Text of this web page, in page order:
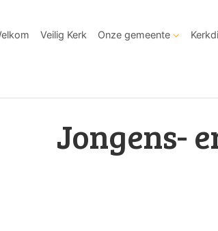
Veilig Kerk Onze gemeente
Jongens-